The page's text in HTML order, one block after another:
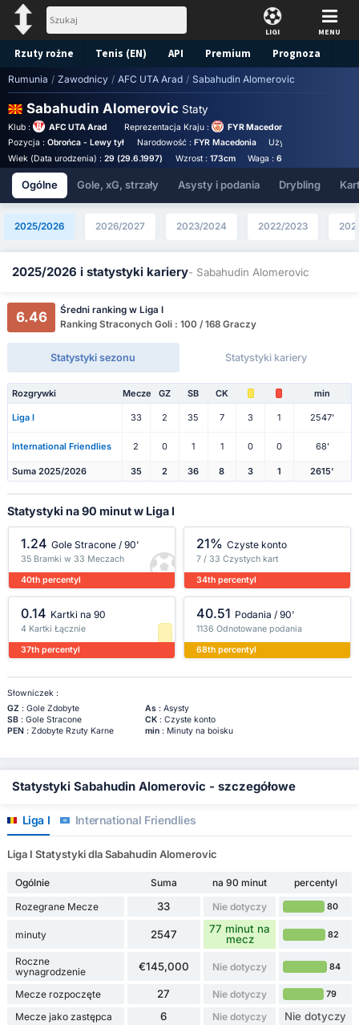
LIGI MENU
Rzuty rożne Tenis (EN) API Premium Prognoza
Rumunia / Zawodnicy / AFC UTA Arad / Sabahudin Alomeroviс
Sabahudin Alomeroviс Staty
Klub : AFC UTA Arad Reprezentacja Kraju :
FYR Macedonia National Team
Pozycja : Obrońca - Lewy tył Narodowość : FYR Macedonia Używana noga :
Wiek (Data urodzenia) : 29 (29.6.1997) Wzrost : 173cm Waga :64kg
Ogólne Gole, xG, strzały Asysty i podania Drybling
2025/2026 2026/2027 2023/2024 2022/2023
2025/2026 i statystyki kariery- Sabahudin Alomeroviс
6.46
Średni ranking w Liga I
Ranking Straconych Goli : 100 / 168 Graczy
Statystyki sezonu Statystyki kariery
Rozgrywki Mecze GZ SB CK min
Liga I 33 2 35 7 3 1 2547'
International Friendlies 2 0 1 1 0 0 68'
Suma 2025/2026 35 2 36 8 3 1 2615'
Statystyki na 90 minut w Liga I
1.24 Gole Stracone / 90'
35 Bramki w 33 Meczach
40th percentyl
21% Czyste konto
7 / 33 Czystych kart
34th percentyl
0.14 Kartki na 90
4 Kartki Łącznie
37th percentyl
40.51 Podania / 90'
1136 Odnotowane podania
68th percentyl
Słowniczek :
GZ: Gole Zdobyte As: Asysty
SB: Gole Stracone CK: Czyste konto
PEN: Zdobyte Rzuty Karne min: Minuty na boisku
Statystyki Sabahudin Alomeroviс - szczegółowe
Liga I International Friendlies
Liga I Statystyki dla Sabahudin Alomeroviс
Ogólnie Suma na 90 minut
percentyl
Rozegrane Mecze
33 Nie dotyczy 80
minuty 2547
77 minut na
mecz
82
Roczne
wynagrodzenie
€145,000 Nie dotyczy 84
Mecze rozpoczęte 27 Nie dotyczy 79
Mecze jako zastępca 6 Nie dotyczy Nie dotyczy